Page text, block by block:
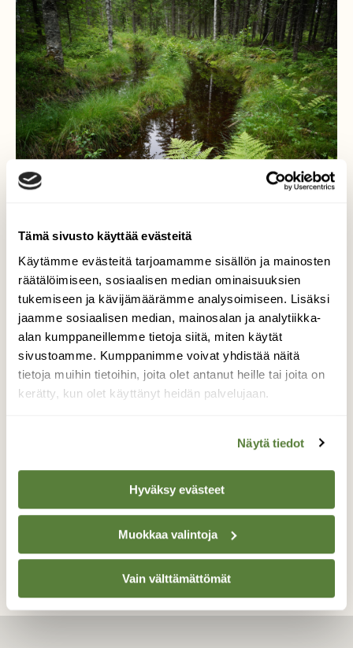
Tämä sivusto käyttää evästeitä
Käytämme evästeitä tarjoamamme sisällön ja mainosten
räätälöimiseen, sosiaalisen median ominaisuuksien
tukemiseen ja kävijämäärämme analysoimiseen. Lisäksi
jaamme sosiaalisen median, mainosalan ja analytiikka-
alan kumppaneillemme tietoja siitä, miten käytät
sivustoamme. Kumppanimme voivat yhdistää näitä
tietoja muihin tietoihin, joita olet antanut heille tai joita on
kerätty, kun olet käyttänyt heidän palvelujaan.
Näytä tiedot
Hyväksy evästeet
Muokkaa valintoja
Vain välttämättömät
Metsäkoneen jäljiltä
Liikkuessani kömpelösti rumiksi myllerretyillä
ns. talousmetsissä vielä vuosia hakkuiden
jälkeen näkyy yhä järkyttävät metsäkoneen
jäljet paikoin pieniksi lammikoiksi
muuttuneina vähänkin veden aikaan.
TAKAISIN LISTAAN